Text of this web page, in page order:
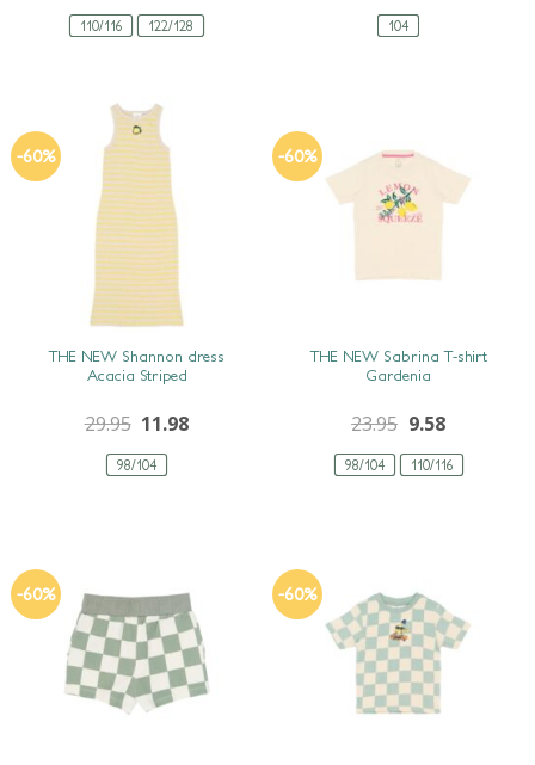
110/116 122/128 104
-60%
SNEL BEKIJKEN
98/104
THE NEW Shannon dress
Acacia Striped
29.95 11.98
-60%
SNEL BEKIJKEN
98/104 110/116
THE NEW Sabrina T-shirt
Gardenia
23.95 9.58
-60% -60%